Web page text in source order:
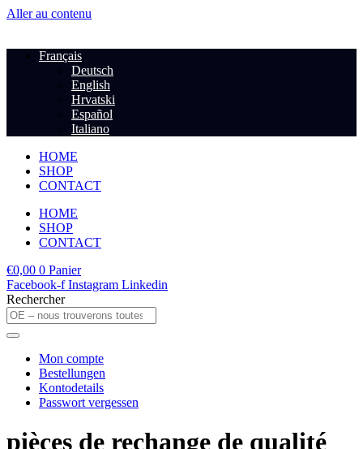
Aller au contenu
Français
Deutsch
English
Hrvatski
Español
Italiano
HOME
SHOP
CONTACT
HOME
SHOP
CONTACT
€0,00 0 Panier
Facebook-f Instagram Linkedin
Rechercher
Mon compte
Bestellungen
Kontodetails
Passwort vergessen
pièces de rechange de qualité